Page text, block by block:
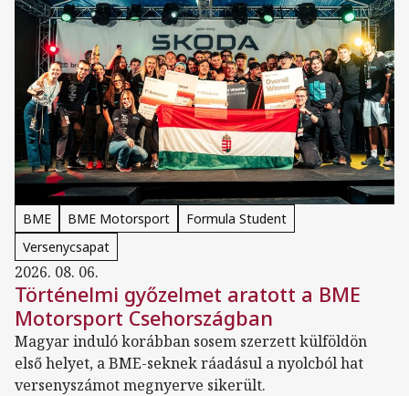
BME BME Motorsport
Formula Student
Versenycsapat
2026. 08. 06.
Történelmi győzelmet aratott a BME
Motorsport Csehországban
Magyar induló korábban sosem szerzett külföldön
első helyet, a BME-seknek ráadásul a nyolcból hat
versenyszámot megnyerve sikerült.